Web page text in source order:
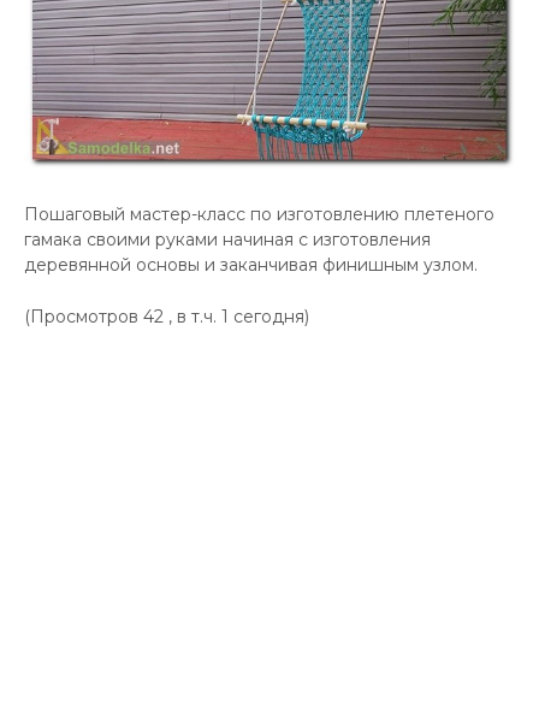
Пошаговый мастер-класс по изготовлению плетеного
гамака своими руками начиная с изготовления
деревянной основы и заканчивая финишным узлом.
(Просмотров 42 , в т.ч. 1 сегодня)